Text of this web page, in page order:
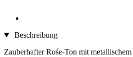
Beschreibung
Zauberhafter Rośe-Ton mit